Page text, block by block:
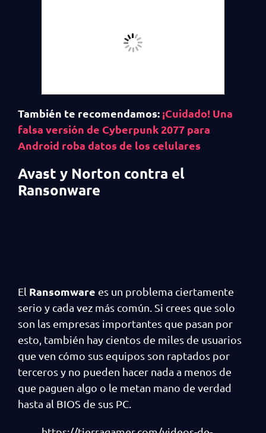
También te recomendamos: ¡Cuidado! Una
falsa versión de Cyberpunk 2077 para
Android roba datos de los celulares
Avast y Norton contra el
Ransonware
El Ransomware es un problema ciertamente
serio y cada vez más común. Si crees que solo
son las empresas importantes que pasan por
esto, también hay cientos de miles de usuarios
que ven cómo sus equipos son raptados por
terceros y no pueden hacer nada a menos de
que paguen algo o le metan mano de verdad
hasta al BIOS de sus PC.